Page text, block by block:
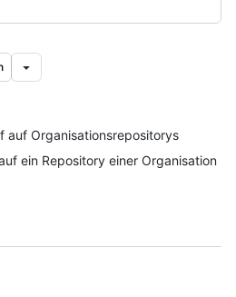
auf Organisationsrepositorys
ein Repository einer Organisation